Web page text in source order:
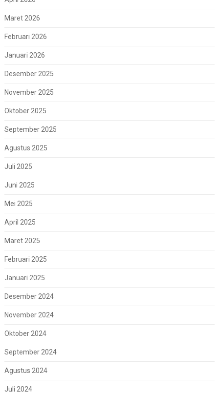
Maret 2026
Februari 2026
Januari 2026
Desember 2025
November 2025
Oktober 2025
September 2025
Agustus 2025
Juli 2025
Juni 2025
Mei 2025
April 2025
Maret 2025
Februari 2025
Januari 2025
Desember 2024
November 2024
Oktober 2024
September 2024
Agustus 2024
Juli 2024